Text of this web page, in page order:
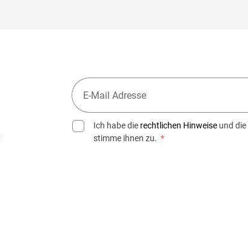
Ich habe die rechtlichen Hinweise und die
stimme ihnen zu. *